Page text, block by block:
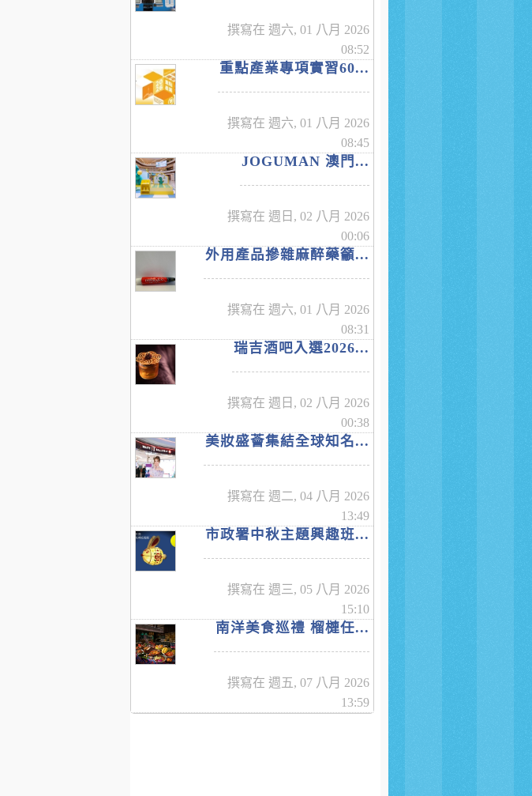
撰寫在 週六, 01 八月 2026
08:52
重點產業專項實習60...
撰寫在 週六, 01 八月 2026
08:45
JOGUMAN 澳門...
撰寫在 週日, 02 八月 2026
00:06
外用產品摻雜麻醉藥籲...
撰寫在 週六, 01 八月 2026
08:31
瑞吉酒吧入選2026...
撰寫在 週日, 02 八月 2026
00:38
美妝盛薈集結全球知名...
撰寫在 週二, 04 八月 2026
13:49
市政署中秋主題興趣班...
撰寫在 週三, 05 八月 2026
15:10
南洋美食巡禮 榴槤任...
撰寫在 週五, 07 八月 2026
13:59